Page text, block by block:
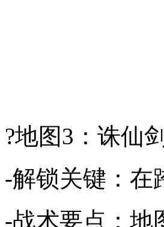
?地图3：诛仙
-解锁关键：在
-战术要点：地